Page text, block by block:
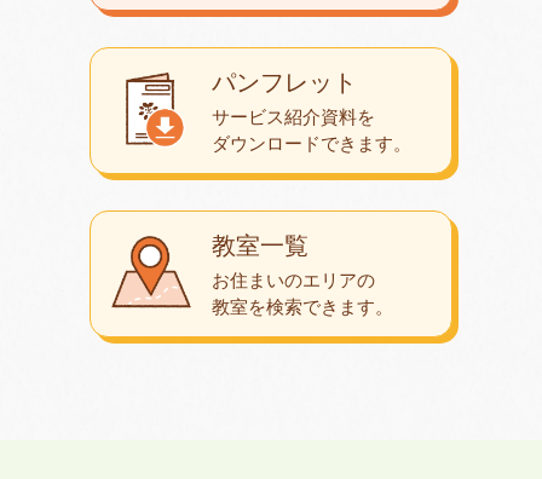
教室一覧
お住まいのエリアの
教室を検索できます。
パンフレット
サービス紹介資料を
ダウンロードできます。